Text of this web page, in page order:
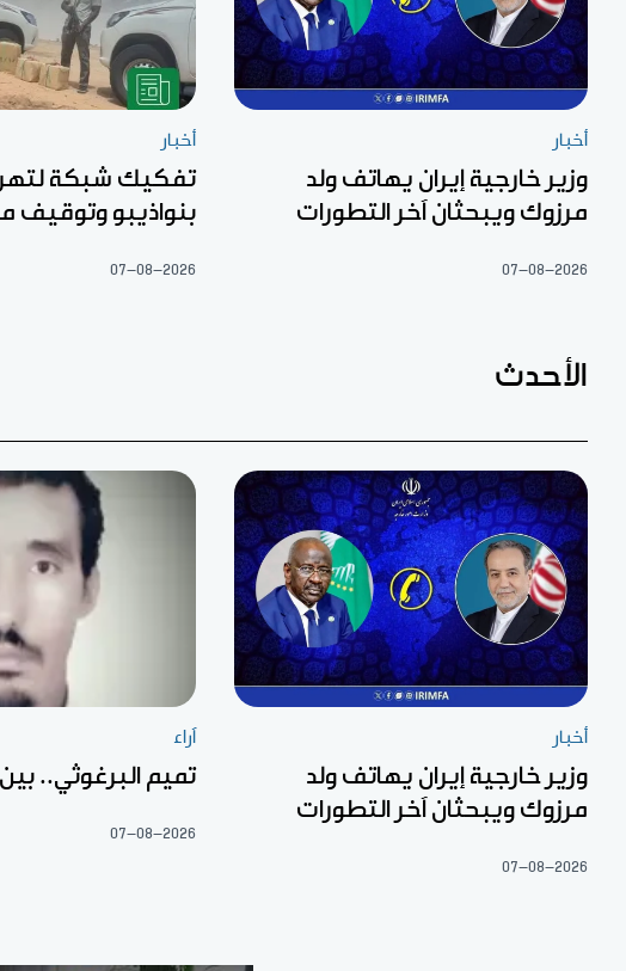
أخبار
وزير خارجية إيران يهاتف ولد
مرزوك ويبحثان آخر التطورات
07-08-2026
أخبار
تفكيك شبكة
بنواذيبو وتوقيف
07-08-2026
الأحدث
أخبار
وزير خارجية إيران يهاتف ولد
مرزوك ويبحثان آخر التطورات
07-08-2026
آراء
تميم البرغوثي.. بين
07-08-2026